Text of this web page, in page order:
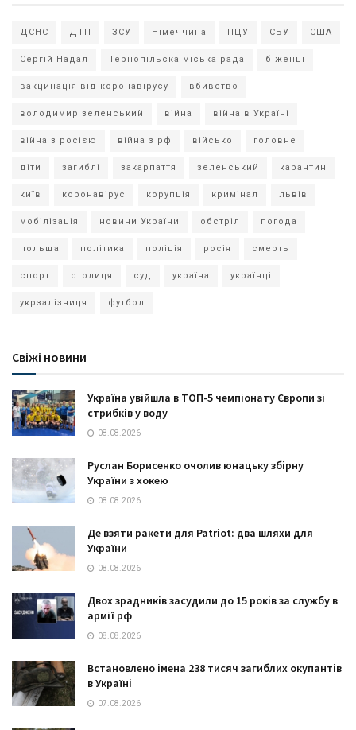
ДСНС ДТП ЗСУ Німеччина ПЦУ СБУ США
Сергій Надал Тернопільска міська рада біженці
вакцинація від коронавірусу вбивство
володимир зеленський війна війна в Україні
війна з росією війна з рф військо головне
діти загиблі закарпаття зеленський карантин
київ коронавірус корупція кримінал львів
мобілізація новини України обстріл погода
польща політика поліція росія смерть
спорт столиця суд україна українці
укрзалізниця футбол
Свіжі новини
Україна увійшла в ТОП-5 чемпіонату Європи зі
стрибків у воду
08.08.2026
Руслан Борисенко очолив юнацьку збірну
України з хокею
08.08.2026
Де взяти ракети для Patriot: два шляхи для
України
08.08.2026
Двох зрадників засудили до 15 років за службу в
армії рф
08.08.2026
Встановлено імена 238 тисяч загиблих окупантів
в Україні
07.08.2026